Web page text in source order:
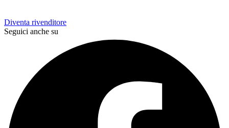
Diventa rivenditore
Seguici anche su